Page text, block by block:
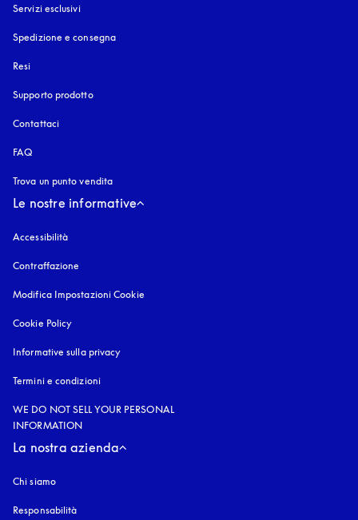
Servizi esclusivi
Spedizione e consegna
Resi
Supporto prodotto
Contattaci
FAQ
Trova un punto vendita
Le nostre informative
Accessibilità
Contraffazione
Modifica Impostazioni Cookie
Cookie Policy
Informative sulla privacy
Termini e condizioni
WE DO NOT SELL YOUR PERSONAL
INFORMATION
La nostra azienda
Chi siamo
Responsabilità